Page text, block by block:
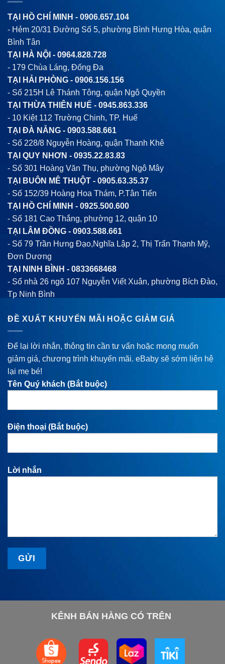
TẠI HỒ CHÍ MINH - 0906.657.104
- Hẻm 20/31 Đường Số 5, phường Bình Hưng Hòa, quận
Bình Tân
TẠI HÀ NỘI - 0964.828.728
- 179 Chùa Láng, Đống Đa
TẠI HẢI PHÒNG - 0906.156.156
- Số 215H Lê Thánh Tông, quận Ngô Quyền
TẠI THỪA THIÊN HUẾ - 0945.863.336
- 10 Kiệt 112 Trường Chinh, TP. Huế
TẠI ĐÀ NẴNG - 0903.588.661
- Số 228/8 Nguyễn Hoàng, quận Thanh Khê
TẠI QUY NHƠN - 0935.22.83.83
- Số 301 Hoàng Văn Thụ, phường Ngô Mây
TẠI BUÔN MÊ THUỘT - 0905.63.35.37
- Số 152/39 Hoàng Hoa Thám, P.Tân Tiến
TẠI HỒ CHÍ MINH - 0925.500.600
- Số 181 Cao Thắng, phường 12, quận 10
TẠI LÂM ĐỒNG - 0903.588.661
- Số 79 Trần Hưng Đạo,Nghĩa Lập 2, Thị Trấn Thạnh Mỹ,
Đơn Dương
TẠI NINH BÌNH - 0833668468
- Số nhà 26 ngõ 107 Nguyễn Viết Xuân, phường Bích Đào,
Tp Ninh Bình
ĐỀ XUẤT KHUYẾN MÃI HOẶC GIẢM GIÁ
Để lại lời nhắn, thông tin cần tư vấn hoặc mong muốn
giảm giá, chương trình khuyến mãi. eBaby sẽ sớm liện hệ
lại mẹ bé!
Tên Quý khách (Bắt buộc)
Điện thoại (Bắt buộc)
Lời nhắn
KÊNH BÁN HÀNG CÓ TRÊN